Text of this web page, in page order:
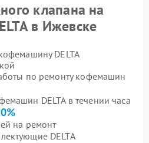
клапана на
в Ижевске
DELTA
по ремонту кофемашин
DELTA в течении часа
на ремонт
DELTA